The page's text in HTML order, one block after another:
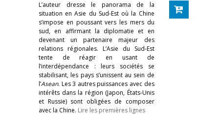
L’auteur dresse le panorama de la
situation en Asie du Sud-Est où la Chine
s’impose en poussant vers les mers du
sud, en affirmant la diplomatie et en
devenant un partenaire majeur des
relations régionales. L’Asie du Sud-Est
tente de réagir en usant de
l’interdépendance : leurs sociétés se
stabilisant, les pays s’unissent au sein de
l’Asean. Les 3 autres puissances avec des
intérêts dans la région (Japon, États-Unis
et Russie) sont obligées de composer
avec la Chine. Lire les premières lignes